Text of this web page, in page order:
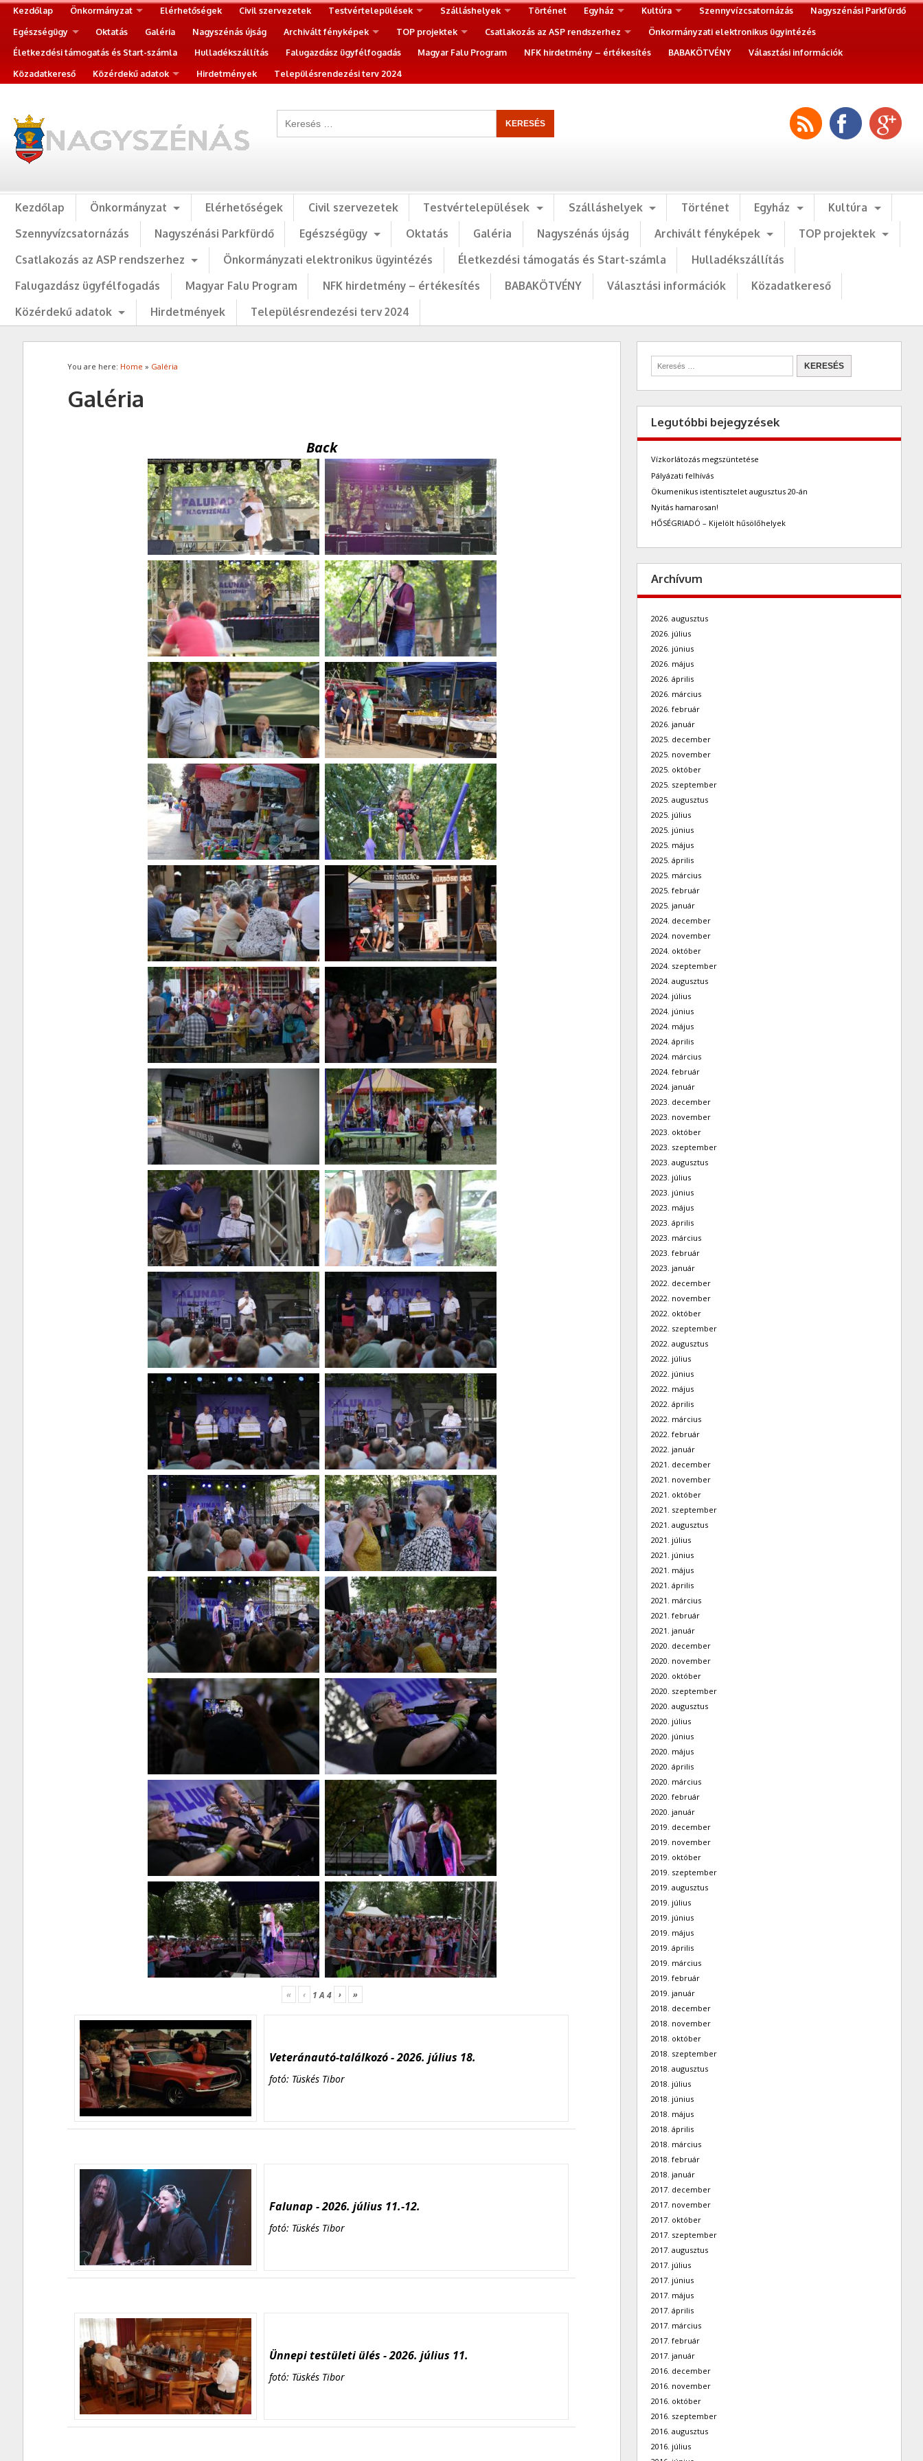
Kezdőlap Önkormányzat Elérhetőségek Civil szervezetek Testvértelepülések Szálláshelyek Történet Egyház Kultúra Szennyvízcsatornázás
Nagyszénási Parkfürdő
Egészségügy
Oktatás Galéria Nagyszénás újság Archivált fényképek TOP projektek Csatlakozás az ASP rendszerhez
Önkormányzati elektronikus ügyintézés
Életkezdési támogatás és Start-számla
Hulladékszállítás Falugazdász ügyfélfogadás Magyar Falu Program NFK hirdetmény – értékesítés BABAKÖTVÉNY
Választási információk
Közadatkereső
Közérdekű adatok Hirdetmények Településrendezési terv 2024
Kezdőlap Önkormányzat Elérhetőségek Civil szervezetek Testvértelepülések Szálláshelyek Történet Egyház
Kultúra
Szennyvízcsatornázás
Nagyszénási Parkfürdő Egészségügy Oktatás Galéria Nagyszénás újság Archivált fényképek
TOP projektek
Csatlakozás az ASP rendszerhez
Önkormányzati elektronikus ügyintézés Életkezdési támogatás és Start-számla
Hulladékszállítás
Falugazdász ügyfélfogadás
Magyar Falu Program NFK hirdetmény – értékesítés BABAKÖTVÉNY Választási információk
Közadatkereső
Közérdekű adatok
Hirdetmények Településrendezési terv 2024
You are here: Home » Galéria
Galéria
Back
« ‹ 1A 4 › »
Veteránautó-találkozó - 2026. július 18.
fotó: Tüskés Tibor
Falunap - 2026. július 11.-12.
fotó: Tüskés Tibor
Ünnepi testületi ülés - 2026. július 11.
fotó: Tüskés Tibor
Legutóbbi bejegyzések
Vízkorlátozás megszüntetése
Pályázati felhívás
Ökumenikus istentisztelet augusztus 20-án
Nyitás hamarosan!
HŐSÉGRIADÓ – Kijelölt hűsölőhelyek
Archívum
2026. augusztus
2026. július
2026. június
2026. május
2026. április
2026. március
2026. február
2026. január
2025. december
2025. november
2025. október
2025. szeptember
2025. augusztus
2025. július
2025. június
2025. május
2025. április
2025. március
2025. február
2025. január
2024. december
2024. november
2024. október
2024. szeptember
2024. augusztus
2024. július
2024. június
2024. május
2024. április
2024. március
2024. február
2024. január
2023. december
2023. november
2023. október
2023. szeptember
2023. augusztus
2023. július
2023. június
2023. május
2023. április
2023. március
2023. február
2023. január
2022. december
2022. november
2022. október
2022. szeptember
2022. augusztus
2022. július
2022. június
2022. május
2022. április
2022. március
2022. február
2022. január
2021. december
2021. november
2021. október
2021. szeptember
2021. augusztus
2021. július
2021. június
2021. május
2021. április
2021. március
2021. február
2021. január
2020. december
2020. november
2020. október
2020. szeptember
2020. augusztus
2020. július
2020. június
2020. május
2020. április
2020. március
2020. február
2020. január
2019. december
2019. november
2019. október
2019. szeptember
2019. augusztus
2019. július
2019. június
2019. május
2019. április
2019. március
2019. február
2019. január
2018. december
2018. november
2018. október
2018. szeptember
2018. augusztus
2018. július
2018. június
2018. május
2018. április
2018. március
2018. február
2018. január
2017. december
2017. november
2017. október
2017. szeptember
2017. augusztus
2017. július
2017. június
2017. május
2017. április
2017. március
2017. február
2017. január
2016. december
2016. november
2016. október
2016. szeptember
2016. augusztus
2016. július